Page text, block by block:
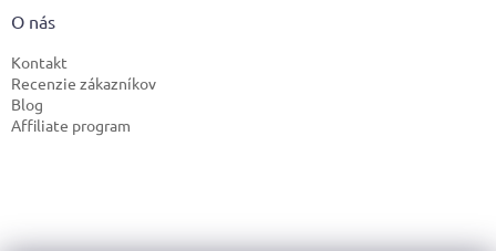
O nás
Kontakt
Recenzie zákazníkov
Blog
Affiliate program